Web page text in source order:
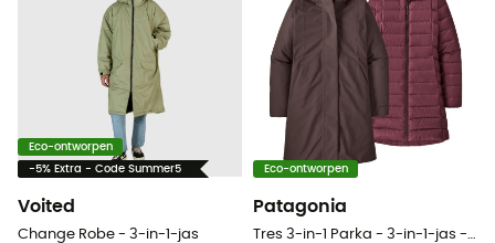
Eco-ontworpen
-5% Extra - Code Summer5
Voited
Change Robe - 3-in-1-jas
Eco-ontworpen
Patagonia
Tres 3-in-1 Parka - 3-in-1-jas - Dames